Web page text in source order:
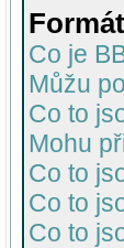
Co je
Můžu
Co to
Mohu
Co to
Co to
Co to